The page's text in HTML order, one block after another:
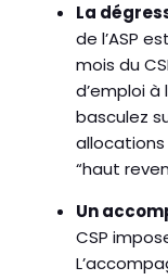
La
de l’ASP
mois du
d’emploi à
basculez
allocations
“haut
Un
CSP